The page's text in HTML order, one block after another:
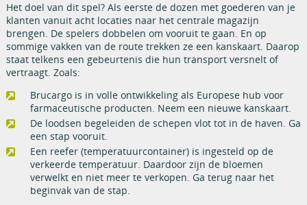
Het doel van dit spel? Als eerste de dozen met goederen van je
klanten vanuit acht locaties naar het centrale magazijn
brengen. De spelers dobbelen om vooruit te gaan. En op
sommige vakken van de route trekken ze een kanskaart. Daarop
staat telkens een gebeurtenis die hun transport versnelt of
vertraagt. Zoals:
Brucargo is in volle ontwikkeling als Europese hub voor
farmaceutische producten. Neem een nieuwe kanskaart.
De loodsen begeleiden de schepen vlot tot in de haven. Ga
een stap vooruit.
Een reefer (temperatuurcontainer) is ingesteld op de
verkeerde temperatuur. Daardoor zijn de bloemen
verwelkt en niet meer te verkopen. Ga terug naar het
beginvak van de stap.